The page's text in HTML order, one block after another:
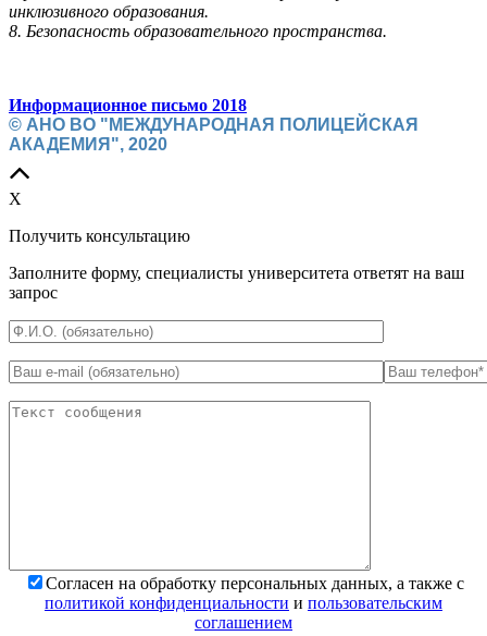
инклюзивного образования.
8. Безопасность образовательного пространства.
Информационное письмо 2018
© АНО ВО "МЕЖДУНАРОДНАЯ ПОЛИЦЕЙСКАЯ
АКАДЕМИЯ", 2020
X
Получить консультацию
Заполните форму, специалисты университета ответят на ваш
запрос
Согласен на обработку персональных данных, а также с
политикой конфиденциальности и пользовательским
соглашением